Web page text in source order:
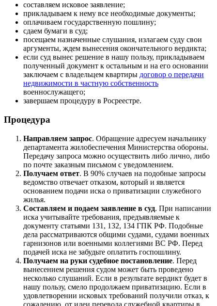
составляем исковое заявление;
прикладываем к нему все необходимые документы;
оплачиваем государственную пошлину;
сдаем бумаги в суд;
посещаем назначенные слушания, излагаем суду свои
аргументы, ждем вынесения окончательного вердикта;
если суд вынес решение в нашу пользу, прикладываем
полученный документ к остальным и на его основании
заключаем с владельцем квартиры договор о передачи
недвижимости в частную собственность
военнослужащего;
завершаем процедуру в Росреестре.
Процедура
Направляем запрос. Обращение адресуем начальнику
департамента жилобеспечения Министерства обороны.
Передачу запроса можно осуществить либо лично, либо
по почте заказным письмом с уведомлением.
Получаем ответ. В 90% случаев на подобные запросы
ведомство отвечает отказом, который и является
основанием подачи иска о приватизации служебного
жилья.
Составляем и подаем заявление в суд. При написании
иска учитывайте требования, предъявляемые к
документу статьями 131, 132, 134 ГПК РФ. Подобные
дела рассматриваются общими судами, судами военных
гарнизонов или военными коллегиями ВС РФ. Перед
подачей иска не забудьте оплатить госпошлину.
Получаем на руки судебное постановление. Перед
вынесением решения судом может быть проведено
несколько слушаний. Если в результате вердикт будет в
нашу пользу, смело продолжаем приватизацию. Если в
удовлетворении исковых требований получили отказ, к
сожалению, от идеи перевода служебной квартиры в